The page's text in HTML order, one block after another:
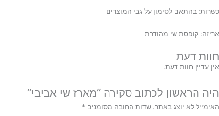
כשרות: בהתאם לסימון על גבי המוצרים
אריזה: קופסת שי מהודרת
חוות דעת
אין עדיין חוות דעת.
היה הראשון לכתוב סקירה “מארז שי אביבי”
האימייל לא יוצג באתר. שדות החובה מסומנים *